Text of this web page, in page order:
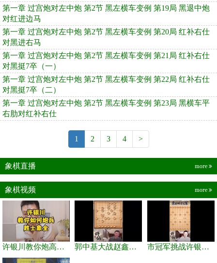
第一章 过宫炮对左中炮 第2节 黑左横车变例 第19局 黑退中炮
对红进边马
第一章 过宫炮对左中炮 第2节 黑左横车变例 第20局 红补右仕
对黑进右马
第一章 过宫炮对左中炮 第2节 黑左横车变例 第21局 红补右仕
对黑挺7卒（一）
第一章 过宫炮对左中炮 第2节 黑左横车变例 第22局 红补右仕
对黑挺7卒（二）
第一章 过宫炮对左中炮 第2节 黑左横车变例 第23局 黑横车平
右肋对红补右仕
1 2 3 4 >
象棋直播 more
象棋视频 more
许银川教你炮高兵士象全如何赢士象全，简单四步即可 郭中基大战赵鑫鑫，许银川激情讲解 市冠军挑战许银川，急进中兵变化真激烈！